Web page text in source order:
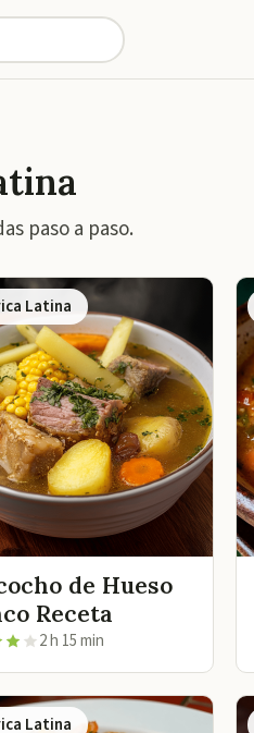
paso a paso.
Latina
de Hueso
Receta
2 h 15 min
Latina